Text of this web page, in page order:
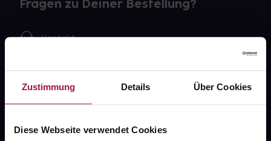
Zustimmung Details Über Cookies
Diese Webseite verwendet Cookies
Fragen zu Deiner Bestellung?
Kontakt